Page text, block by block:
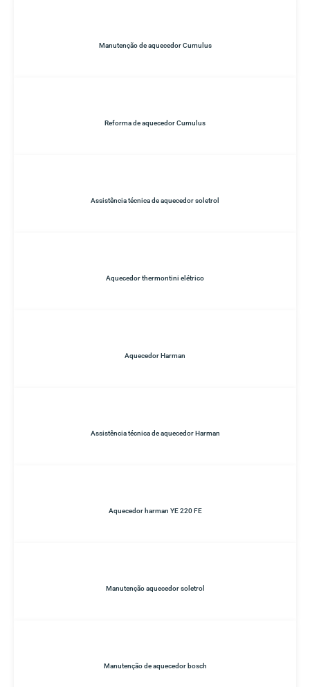
Manutenção de aquecedor Cumulus
Reforma de aquecedor Cumulus
Assistência técnica de aquecedor soletrol
Aquecedor thermontini elétrico
Aquecedor Harman
Assistência técnica de aquecedor Harman
Aquecedor harman YE 220 FE
Manutenção aquecedor soletrol
Manutenção de aquecedor bosch